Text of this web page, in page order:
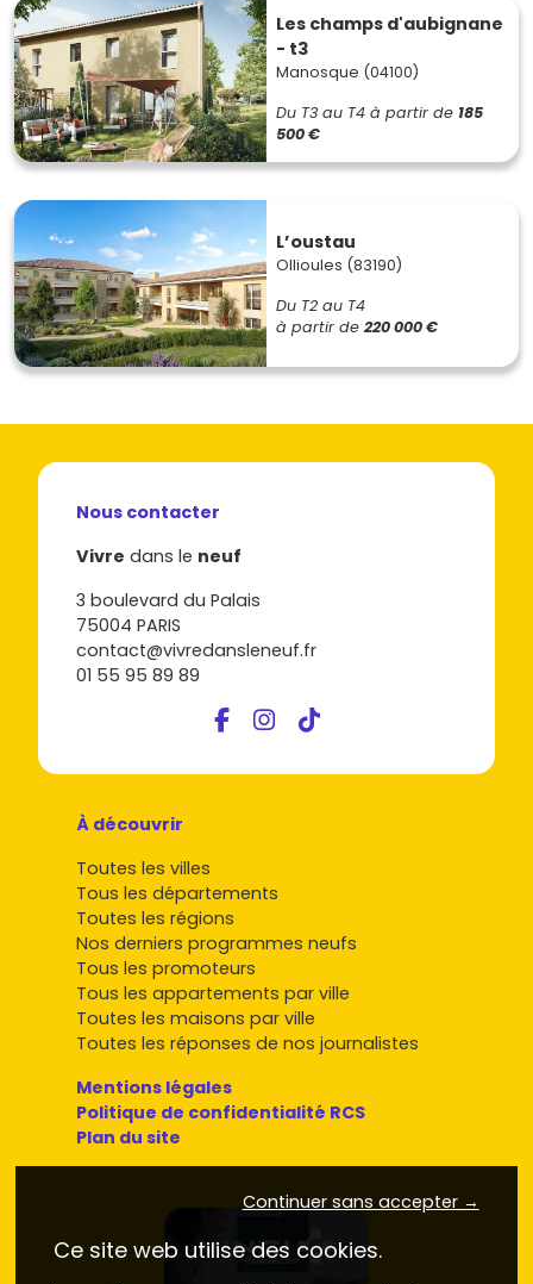
Les champs d'aubignane
- t3
Manosque (04100)
Du T3 au T4 à partir de 185
500 €
L’oustau
Ollioules (83190)
Du T2 au T4
à partir de 220 000 €
Nous contacter
Vivre dans le neuf
3 boulevard du Palais
75004 PARIS
contact@vivredansleneuf.fr
01 55 95 89 89
À découvrir
Toutes les villes
Tous les départements
Toutes les régions
Nos derniers programmes neufs
Tous les promoteurs
Tous les appartements par ville
Toutes les maisons par ville
Toutes les réponses de nos journalistes
Mentions légales
Politique de confidentialité RCS
Plan du site
Continuer sans accepter →
Ce site web utilise des cookies.